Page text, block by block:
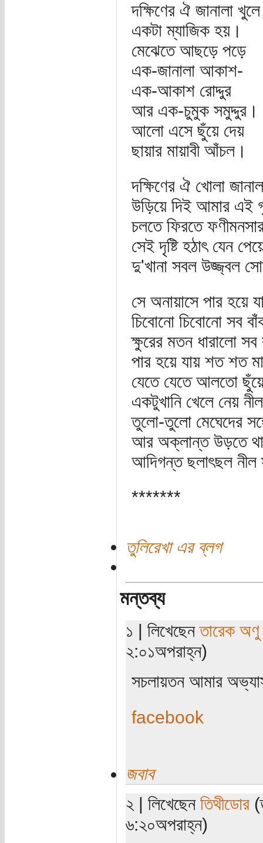
দক্ষিণের ঐ জানালা
একটা ম্যাজিক হয়।
মেঝেতে আছড়ে পড়ে
এক-জানালা আকাশ-
এক-আকাশ রোদ্দুর
আর এক-চুমুক সমুদ্দুর।
আলো এসে ছুঁয়ে দেয়
ছায়ার মায়াবী আঁচল।
দক্ষিণের ঐ খোলা
উড়িয়ে দিই আমার এই
চলতে ফিরতে
সেই দৃষ্টি হঠাৎ যেন
দু'খানা সবল উজ্জ্বল
সে অনায়াসে পার হয়ে
চিবোনো চিবোনো সব
ক্ষুরের মতন ধারালো
পার হয়ে যায় শত শত
যেতে যেতে আলতো ছুঁয়ে
একটুখানি খেলে নেয়
তুলো-তুলো মেঘেদের
আর অক্লান্ত উড়তে
আদিগন্ত ছলাৎছল নীল
*******
তুলিরেখা এর ব্লগ
মন্তব্য
১ | লিখেছেনতারেক অণু
২:০১অপরাহ্ন)
সচলায়তন আমার
facebook
জবাব
২ | লিখেছেন তিথীডোর
৬:২০অপরাহ্ন)